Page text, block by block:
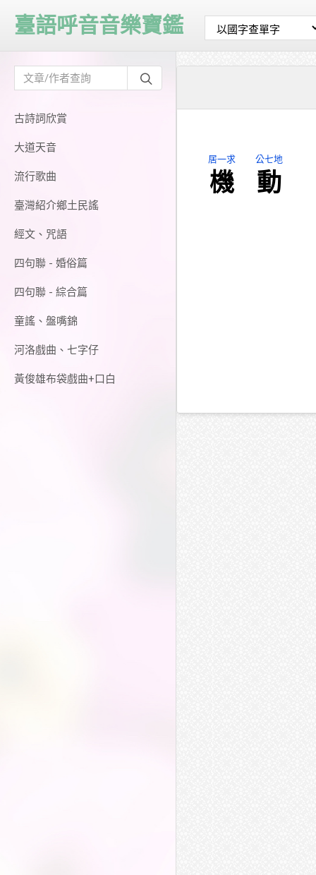
古詩詞欣賞
大道天音
流行歌曲
臺灣紹介鄉土民謠
經文、咒語
四句聯 - 婚俗篇
四句聯 - 綜合篇
童謠、盤嘴錦
河洛戲曲、七字仔
黃俊雄布袋戲曲+口白
臺語呼音音樂寶鑑
居一求
機
公七地
動